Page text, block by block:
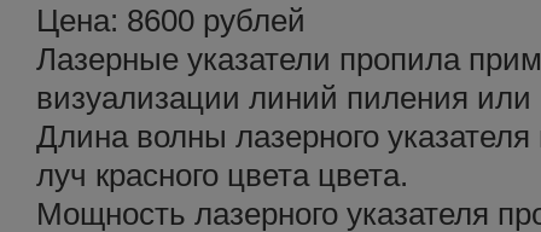
Цена: 8600 рублей
Лазерные указатели пропила
визуализации линий пиления
Длина волны лазерного
луч красного цвета цвета.
Мощность лазерного указателя